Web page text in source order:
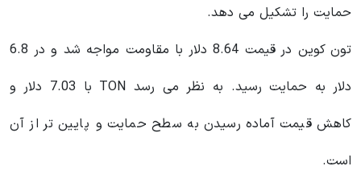
حمایت را تشکیل می دهد.
تون کوین در قیمت 8.64 دلار با مقاومت مواجه شد و در 6.8
دلار به حمایت رسید. به نظر می رسد TON با 7.03 دلار و
کاهش قیمت آماده رسیدن به سطح حمایت و پایین تر از آن
است.